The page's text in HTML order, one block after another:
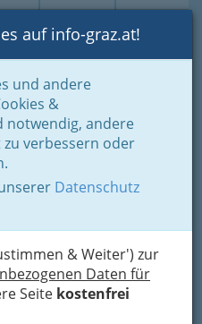
Login Toggle
auf info-graz.at!
und andere
&
notwendig, andere
verbessern oder
Datenschutz
& Weiter') zur
Daten für
Seite kostenfrei
- unsere Heimat
in der Steiermark
in der
bietet viel
Bergsteigen,
25 Plätzen golfen
Rodeln, Eislaufen
wollen – die